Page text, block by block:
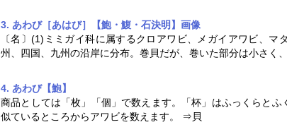
3. あわび［あはび］【鮑・鰒・石決明】 画像
〔名〕(1)ミミガイ科に属するクロ アワビ 、メガイ アワビ 、マ
州、四国、九州の沿岸に分布。巻貝だが、巻いた部分は小さく
4. あわび【鮑】
商品としては「枚」「個」で数えます。「杯」はふっくらとふ
似ているところからアワビを数えます。 ⇒貝